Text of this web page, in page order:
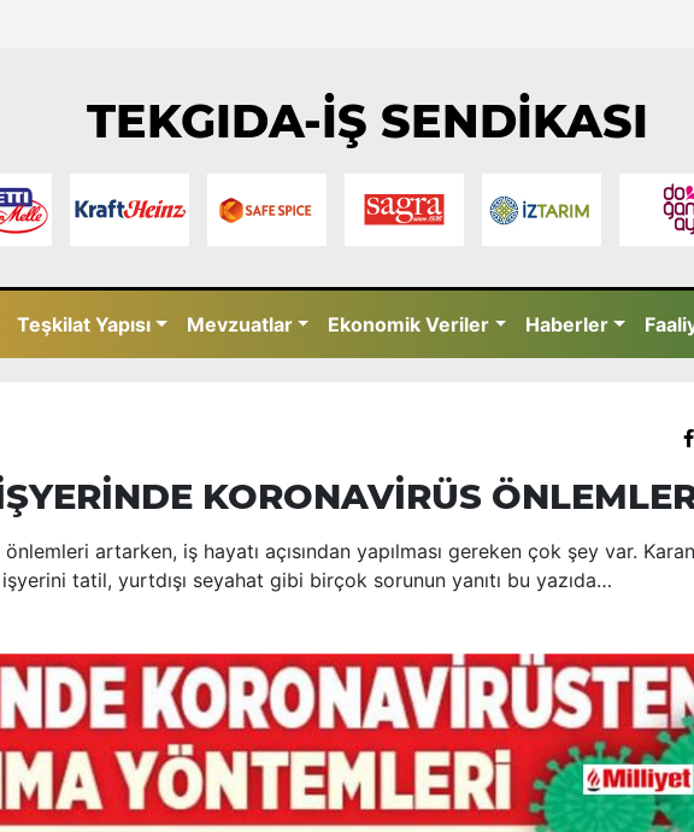
TEKGIDA-İŞ SENDİKASI
Teşkilat Yapısı Mevzuatlar Ekonomik Veriler Haberler
KORONAVİRÜS
artarken, iş hayatı açısından yapılması gereken çok şey var.
tatil, yurtdışı seyahat gibi birçok sorunun yanıtı bu yazıda…